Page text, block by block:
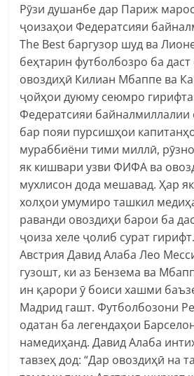
Рӯзи душанбе дар Париж
ҷоизаҳои Федератсияи
The Best баргузор шуд ва
беҳтарин футболбозро ба
овоздиҳӣ Килиан Мбаппе ва
ҷойҳои дуюму сеюмро
Федератсияи байналмиллалии
бар пояи пурсишҳои
мураббиёни тими миллӣ,
як кишвари узви ФИФА ва
мухлисон дода мешавад. Ҳар
холҳои умумиро ташкил
раванди овоздиҳи барои ба
ҷоиза хеле ҷолиб сурат
Австрия Давид Алаба Лео
гузошт, ки аз Бензема ва
ин қарори ӯ боиси хашми
Мадрид гашт. Футболбозони
одатан ба легендаҳои
намедиҳанд. Давид Алаба
тавзеҳ дод: “Дар овоздиҳӣ на